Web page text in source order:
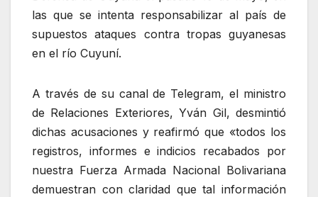
las que se intenta responsabilizar al país de
supuestos ataques contra tropas guyanesas
en el río Cuyuní.
A través de su canal de Telegram, el ministro
de Relaciones Exteriores, Yván Gil, desmintió
dichas acusaciones y reafirmó que «todos los
registros, informes e indicios recabados por
nuestra Fuerza Armada Nacional Bolivariana
demuestran con claridad que tal información